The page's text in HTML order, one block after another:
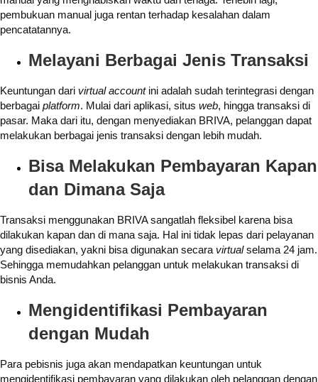
pembukuan manual juga rentan terhadap kesalahan dalam
pencatatannya.
Melayani Berbagai Jenis Transaksi
Keuntungan dari virtual account ini adalah sudah terintegrasi dengan
berbagai platform. Mulai dari aplikasi, situs web, hingga transaksi di
pasar. Maka dari itu, dengan menyediakan BRIVA, pelanggan dapat
melakukan berbagai jenis transaksi dengan lebih mudah.
Bisa Melakukan Pembayaran Kapan
dan Dimana Saja
Transaksi menggunakan BRIVA sangatlah fleksibel karena bisa
dilakukan kapan dan di mana saja. Hal ini tidak lepas dari pelayanan
yang disediakan, yakni bisa digunakan secara virtualselama 24 jam.
Sehingga memudahkan pelanggan untuk melakukan transaksi di
bisnis Anda.
Mengidentifikasi Pembayaran
dengan Mudah
Para pebisnis juga akan mendapatkan keuntungan untuk
mengidentifikasi pembayaran yang dilakukan oleh pelanggan dengan